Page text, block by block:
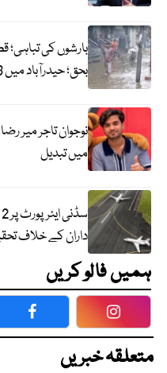
بحق؛ حیدرآباد میں 3 نوجوان ڈوب گئے
نوجوان تاجر میر
میں تبدیل
داران کے خلاف
ہمیں فالو کریں
Facebook
متعلقہ خبریں